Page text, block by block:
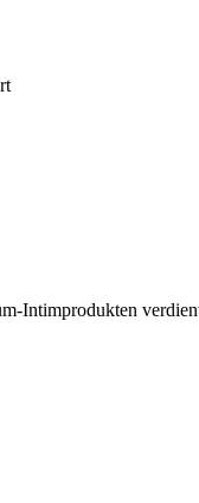
Intimprodukten